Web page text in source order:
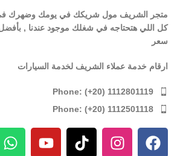
متجر الشريف مول شريكك في يومك وضهرك
كل اللي هتحتاجه في شغلك موجود عندنا ,
سعر
ارقام خدمة عملاء الشريف لخدمة السيارات
Phone: (+20) 1112801119
Phone: (+20) 1112501118